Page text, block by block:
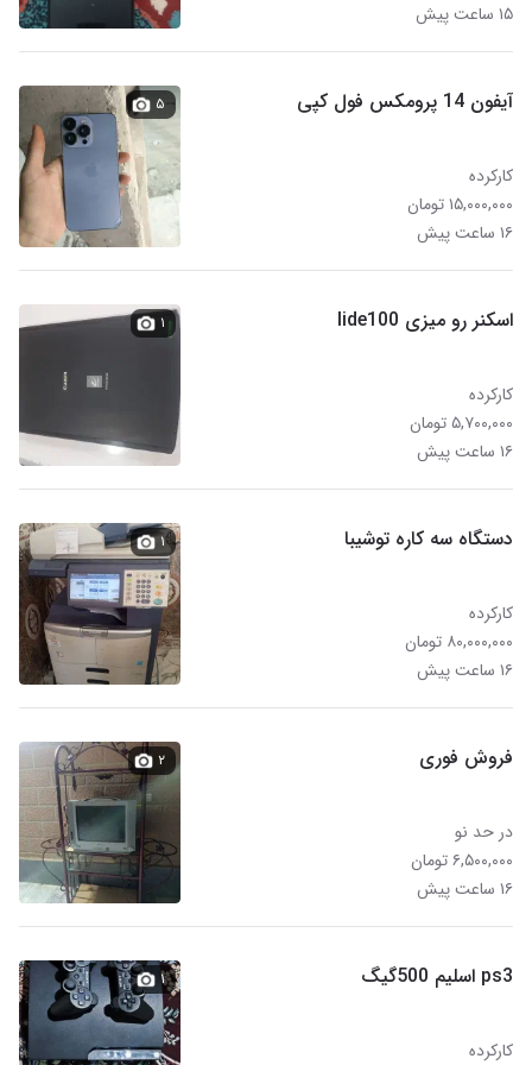
۱۵ ساعت پیش
آیفون 14 ‌پرومکس فول کپی
کارکرده
۱۵,۰۰۰,۰۰۰ تومان
۱۶ ساعت پیش
۵
اسکنر رو میزی lide100
کارکرده
۵,۷۰۰,۰۰۰ تومان
۱۶ ساعت پیش
۱
دستگاه سه کاره توشیبا
کارکرده
۸۰,۰۰۰,۰۰۰ تومان
۱۶ ساعت پیش
۱
فروش فوری
در حد نو
۶,۵۰۰,۰۰۰ تومان
۱۶ ساعت پیش
۲
ps3 اسلیم 500گیگ
کارکرده
۱